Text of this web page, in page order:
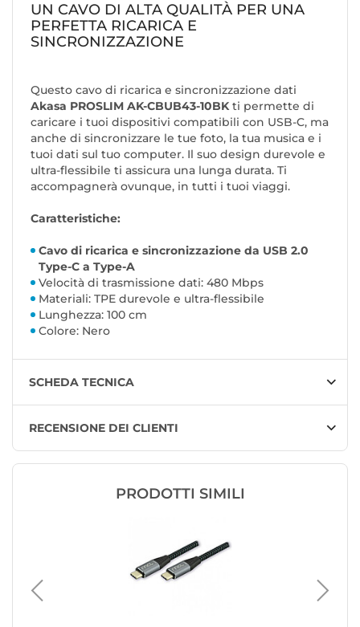
UN CAVO DI ALTA QUALITÀ PER UNA
PERFETTA RICARICA E
SINCRONIZZAZIONE
Questo cavo di ricarica e sincronizzazione dati
Akasa PROSLIM AK-CBUB43-10BKti permette di
caricare i tuoi dispositivi compatibili con USB-C, ma
anche di sincronizzare le tue foto, la tua musica e i
tuoi dati sul tuo computer. Il suo design durevole e
ultra-flessibile ti assicura una lunga durata. Ti
accompagnerà ovunque, in tutti i tuoi viaggi.
Caratteristiche:
Cavo di ricarica e sincronizzazione da USB 2.0
Type-C a Type-A
Velocità di trasmissione dati: 480 Mbps
Materiali: TPE durevole e ultra-flessibile
Lunghezza: 100 cm
Colore: Nero
SCHEDA TECNICA
RECENSIONE DEI CLIENTI
PRODOTTI SIMILI